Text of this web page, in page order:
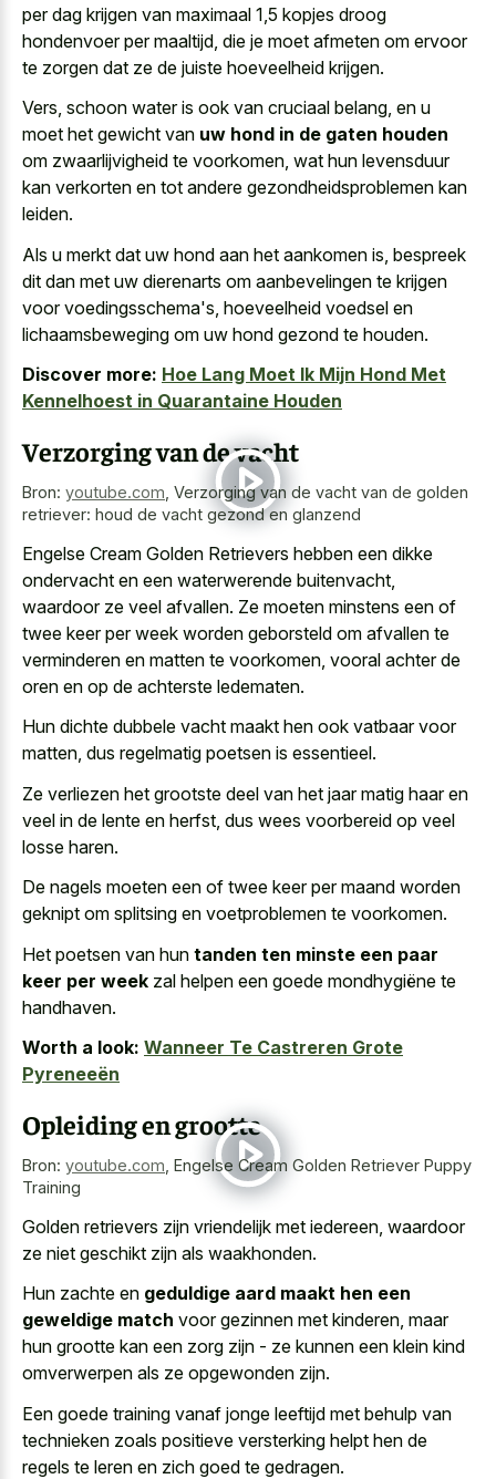
per dag krijgen van maximaal 1,5 kopjes droog
hondenvoer per maaltijd, die je moet afmeten om ervoor
te zorgen dat ze de juiste hoeveelheid krijgen.
Vers, schoon water is ook van cruciaal belang, en u
moet het gewicht van uw hond in de gaten houden
om zwaarlijvigheid te voorkomen, wat hun levensduur
kan verkorten en tot andere gezondheidsproblemen kan
leiden.
Als u merkt dat uw hond aan het aankomen is, bespreek
dit dan met uw dierenarts om aanbevelingen te krijgen
voor voedingsschema's, hoeveelheid voedsel en
lichaamsbeweging om uw hond gezond te houden.
Discover more: Hoe Lang Moet Ik Mijn Hond Met
Kennelhoest in Quarantaine Houden
Verzorging van de vacht
Bron: youtube.com Verzorging van de vacht van de golden
retriever: houd de vacht gezond en glanzend
Engelse Cream Golden Retrievers hebben een dikke
ondervacht en een waterwerende buitenvacht,
waardoor ze veel afvallen. Ze moeten minstens een of
twee keer per week worden geborsteld om afvallen te
verminderen en matten te voorkomen, vooral achter de
oren en op de achterste ledematen.
Hun dichte dubbele vacht maakt hen ook vatbaar voor
matten, dus regelmatig poetsen is essentieel.
Ze verliezen het grootste deel van het jaar matig haar en
veel in de lente en herfst, dus wees voorbereid op veel
losse haren.
De nagels moeten een of twee keer per maand worden
geknipt om splitsing en voetproblemen te voorkomen.
Het poetsen van hun tanden ten minste een paar
keer per week zal helpen een goede mondhygiëne te
handhaven.
Worth a look: Wanneer Te Castreren Grote
Pyreneeën
Opleiding en grootte
Bron: youtube.com Engelse Cream Golden Retriever Puppy
Training
Golden retrievers zijn vriendelijk met iedereen, waardoor
ze niet geschikt zijn als waakhonden.
Hun zachte en geduldige aard maakt hen een
geweldige match voor gezinnen met kinderen, maar
hun grootte kan een zorg zijn - ze kunnen een klein kind
omverwerpen als ze opgewonden zijn.
Een goede training vanaf jonge leeftijd met behulp van
technieken zoals positieve versterking helpt hen de
regels te leren en zich goed te gedragen.